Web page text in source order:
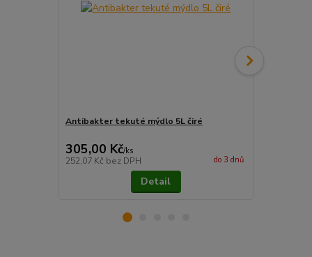
Antibakter tekuté mýdlo 5L čiré
305,00 Kč/ks
252,07 Kč bez DPH do 3 dnů
Detail